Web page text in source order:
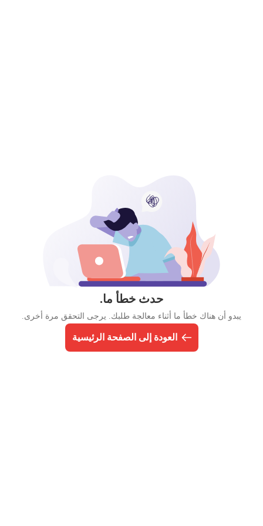
حدث خطأ ما.
يبدو أن هناك خطأ ما أثناء معالجة طلبك. يرجى التحقق مرة أخرى.
العودة إلى الصفحة الرئيسية